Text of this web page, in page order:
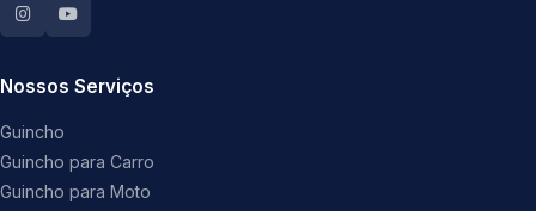
Nossos Serviços
Guincho
Guincho para Carro
Guincho para Moto